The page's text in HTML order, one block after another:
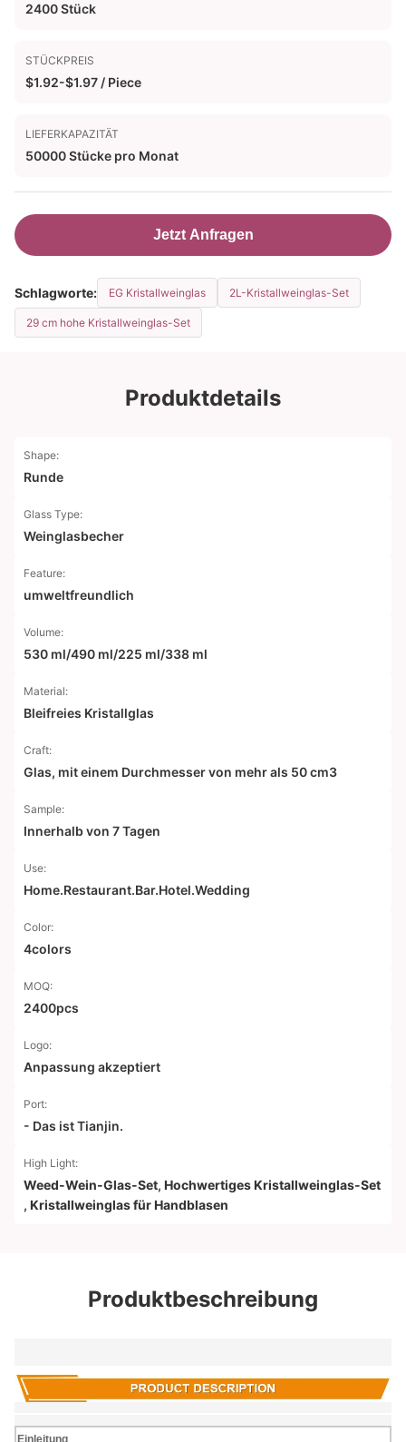
2400 Stück
STÜCKPREIS
$1.92-$1.97 / Piece
LIEFERKAPAZITÄT
50000 Stücke pro Monat
Jetzt Anfragen
Schlagworte: EG Kristallweinglas 2L-Kristallweinglas-Set
29 cm hohe Kristallweinglas-Set
Produktdetails
Shape:
Runde
Glass Type:
Weinglasbecher
Feature:
umweltfreundlich
Volume:
530 ml/490 ml/225 ml/338 ml
Material:
Bleifreies Kristallglas
Craft:
Glas, mit einem Durchmesser von mehr als 50 cm3
Sample:
Innerhalb von 7 Tagen
Use:
Home.Restaurant.Bar.Hotel.Wedding
Color:
4colors
MOQ:
2400pcs
Logo:
Anpassung akzeptiert
Port:
- Das ist Tianjin.
High Light:
Weed-Wein-Glas-Set, Hochwertiges Kristallweinglas-Set
, Kristallweinglas für Handblasen
Produktbeschreibung
Einleitung